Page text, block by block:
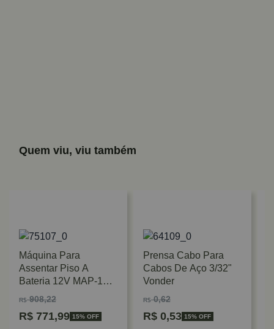
Quem viu, viu também
Máquina Para
Assentar Piso A
Bateria 12V MAP-125
Vonder
R$908,22
R$ 771,99 15% OFF
Prensa Cabo Para
Cabos De Aço 3/32"
Vonder
R$0,62
R$ 0,53 15% OFF